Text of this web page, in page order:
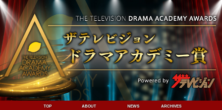
TOP ABOUT NEWS ARCHIVES